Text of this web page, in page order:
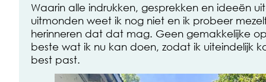
Waarin alle indrukken, gesprekken en ideeën
uitmonden weet ik nog niet en ik probeer
herinneren dat dat mag. Geen gemakkelijke
beste wat ik nu kan doen, zodat ik uiteindelijk
best past.